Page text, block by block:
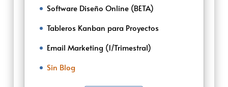
Software Diseño Online (BETA)
Tableros Kanban para Proyectos
Email Marketing (1/Trimestral)
Sin Blog